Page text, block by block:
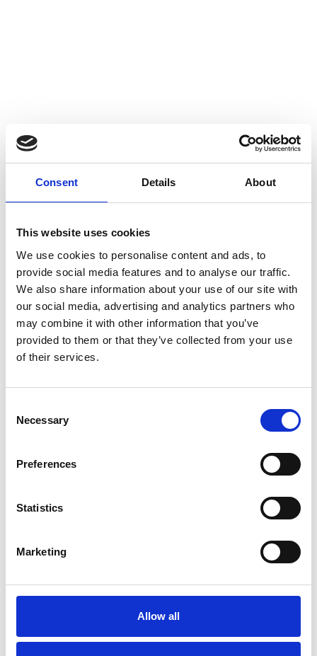
Consent Details About
This website uses cookies
We use cookies to personalise content and ads, to
provide social media features and to analyse our traffic.
We also share information about your use of our site with
our social media, advertising and analytics partners who
may combine it with other information that you’ve
provided to them or that they’ve collected from your use
of their services.
Selection
Necessary
Preferences
Statistics
Marketing
Allow all